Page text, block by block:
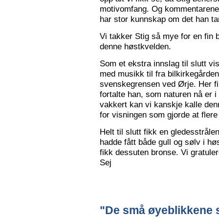
motivomfang. Og
har stor kunnskap om det han
Vi takker Stig så mye for en fin
denne høstkvelden.
Som et ekstra innslag til slutt
med musikk til fra
svenskegrensen ved Ørje. Her
fortalte han, som naturen nå er
vakkert kan vi kanskje kalle
for visningen som gjorde at
Helt til slutt fikk en
hadde fått både gull og sølv i
fikk dessuten bronse. Vi
Sej
"De små øyeblikkene